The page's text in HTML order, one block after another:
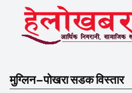
मुग्लिन–पोखरा सडक विस्तार